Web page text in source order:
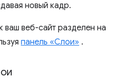
новый кадр.
ваш веб-сайт разделен на
панель «Слои» .